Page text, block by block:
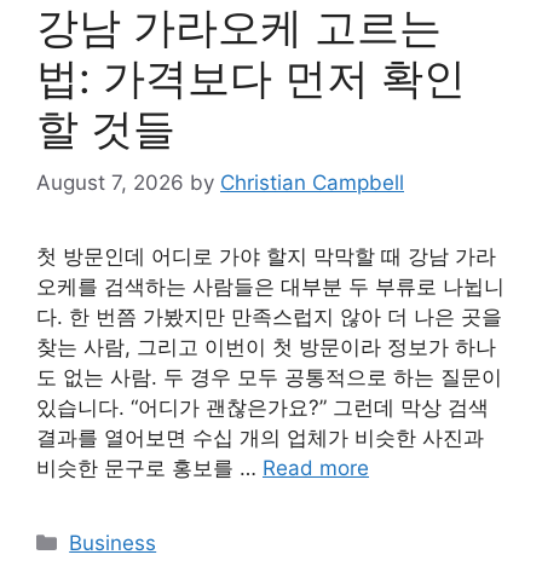
강남 가라오케 고르는
법: 가격보다 먼저 확인
할 것들
August 7, 2026 by Christian Campbell
첫 방문인데 어디로 가야 할지 막막할 때 강남 가라
오케를 검색하는 사람들은 대부분 두 부류로 나뉩니
다. 한 번쯤 가봤지만 만족스럽지 않아 더 나은 곳을
찾는 사람, 그리고 이번이 첫 방문이라 정보가 하나
도 없는 사람. 두 경우 모두 공통적으로 하는 질문이
있습니다. “어디가 괜찮은가요?” 그런데 막상 검색
결과를 열어보면 수십 개의 업체가 비슷한 사진과
비슷한 문구로 홍보를 … Read more
Categories
Business